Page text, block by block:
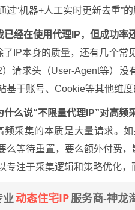
过“机器+人工实时更新去重”
已经在使用代理IP，但成功率
了IP本身的质量，还有几个常
）请求头（User-Agent等）没
基于账号、Cookie等其他维
什么说“不限量代理IP”对高频
频采集的本质是大量请求。
么等待重置，要么额外付费
专注于采集逻辑和策略优化，
业 动态住宅IP 服务商-神龙